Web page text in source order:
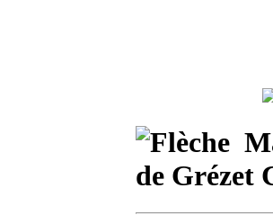
de Grézet